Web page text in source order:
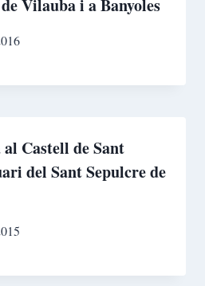
Vilauba i a Banyoles
Castell de Sant
del Sant Sepulcre de